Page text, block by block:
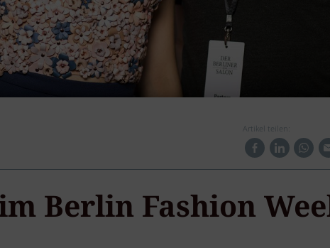
Artikel teilen:
Berlin Fashion